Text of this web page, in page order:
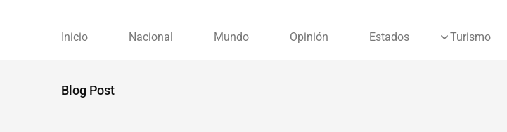
Inicio Nacional Mundo Opinión Estados Turismo
Blog Post